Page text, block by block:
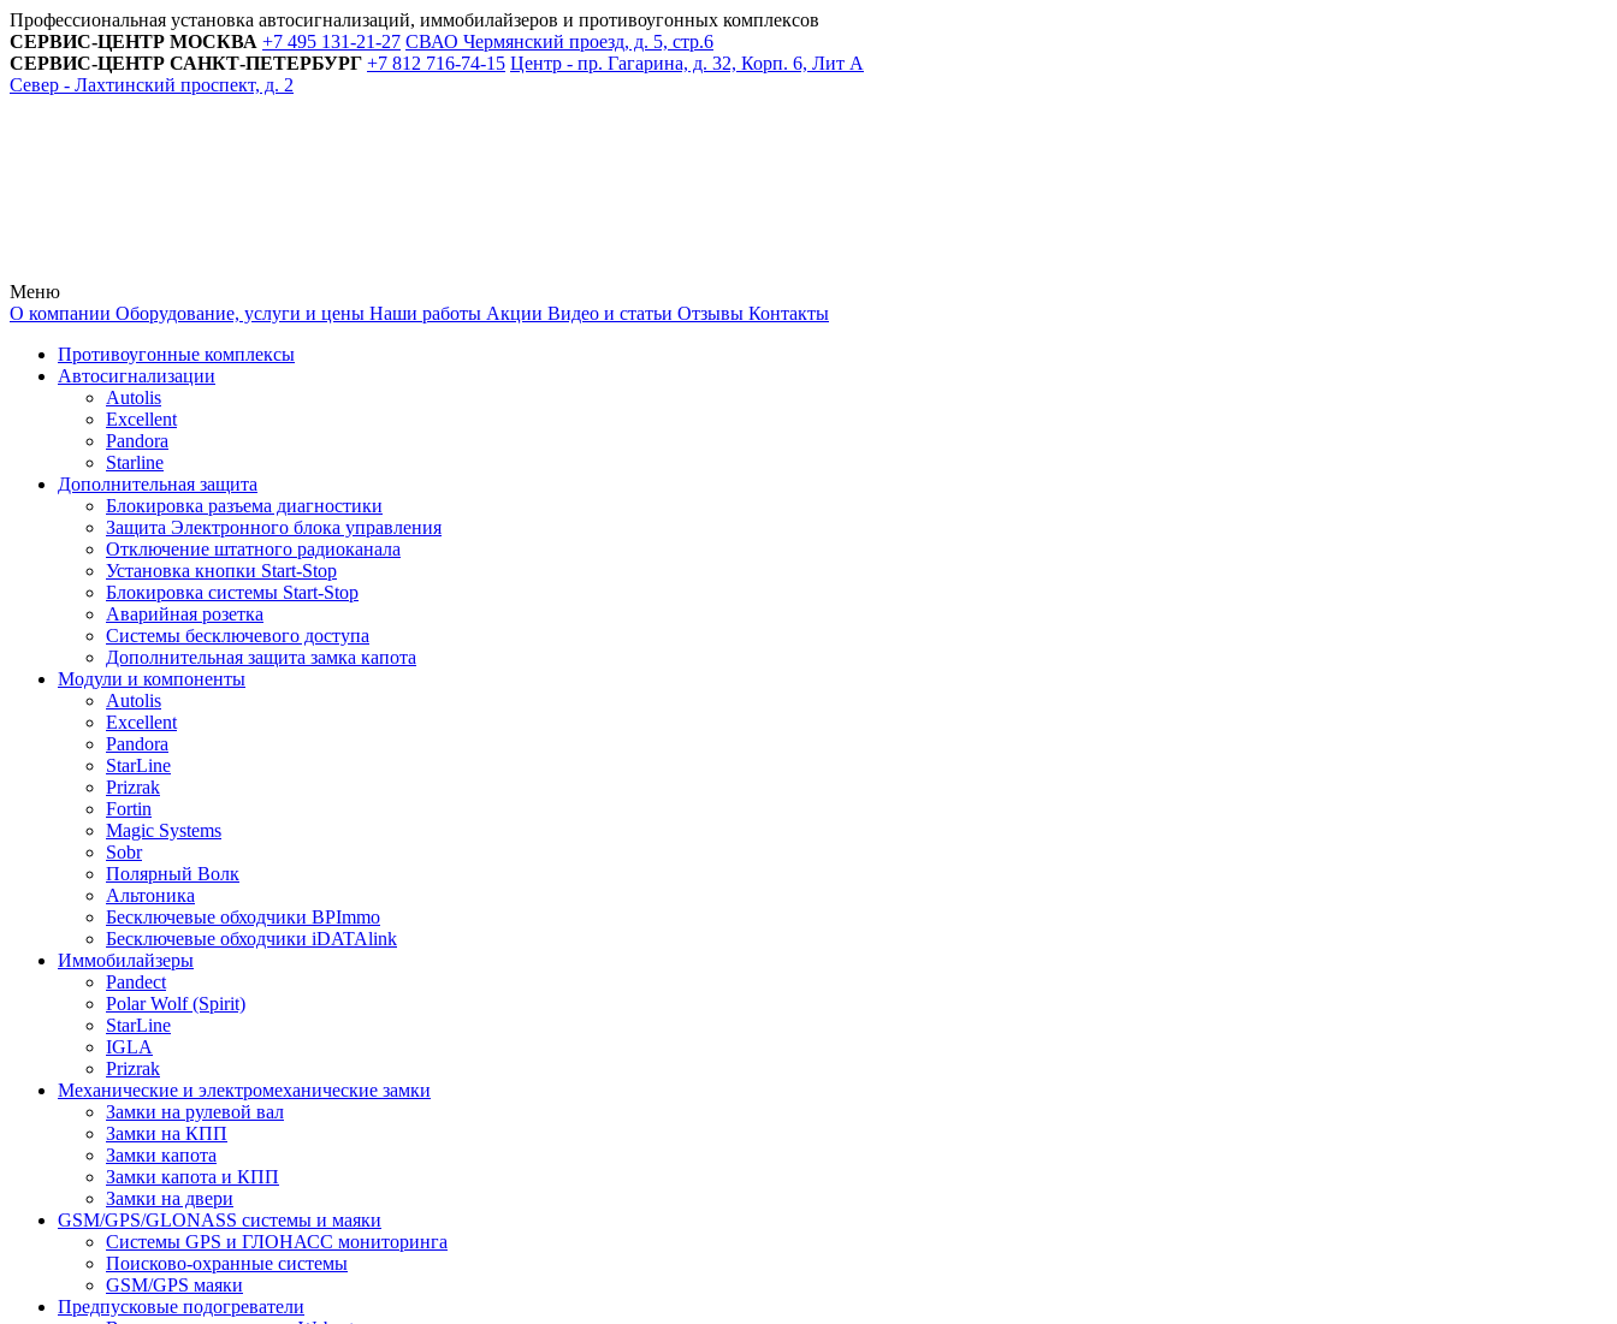
Профессиональная установка автосигнализаций, иммобилайзеров и противоугонных комплексов
СЕРВИС-ЦЕНТР МОСКВА +7 495 131-21-27 СВАО Чермянский проезд, д. 5, стр.6
СЕРВИС-ЦЕНТР САНКТ-ПЕТЕРБУРГ +7 812 716-74-15 Центр - пр. Гагарина, д. 32, Корп. 6, Лит А
Север - Лахтинский проспект, д. 2
Меню
О компании Оборудование, услуги и цены Наши работы Акции Видео и статьи Отзывы Контакты
Противоугонные комплексы
Автосигнализации
Autolis
Excellent
Pandora
Starline
Дополнительная защита
Блокировка разъема диагностики
Защита Электронного блока управления
Отключение штатного радиоканала
Установка кнопки Start-Stop
Блокировка системы Start-Stop
Аварийная розетка
Системы бесключевого доступа
Дополнительная защита замка капота
Модули и компоненты
Autolis
Excellent
Pandora
StarLine
Prizrak
Fortin
Magic Systems
Sobr
Полярный Волк
Альтоника
Бесключевые обходчики BPImmo
Бесключевые обходчики iDATAlink
Иммобилайзеры
Pandect
Polar Wolf (Spirit)
StarLine
IGLA
Prizrak
Механические и электромеханические замки
Замки на рулевой вал
Замки на КПП
Замки капота
Замки капота и КПП
Замки на двери
GSM/GPS/GLONASS системы и маяки
Системы GPS и ГЛОНАСС мониторинга
Поисково-охранные системы
GSM/GPS маяки
Предпусковые подогреватели